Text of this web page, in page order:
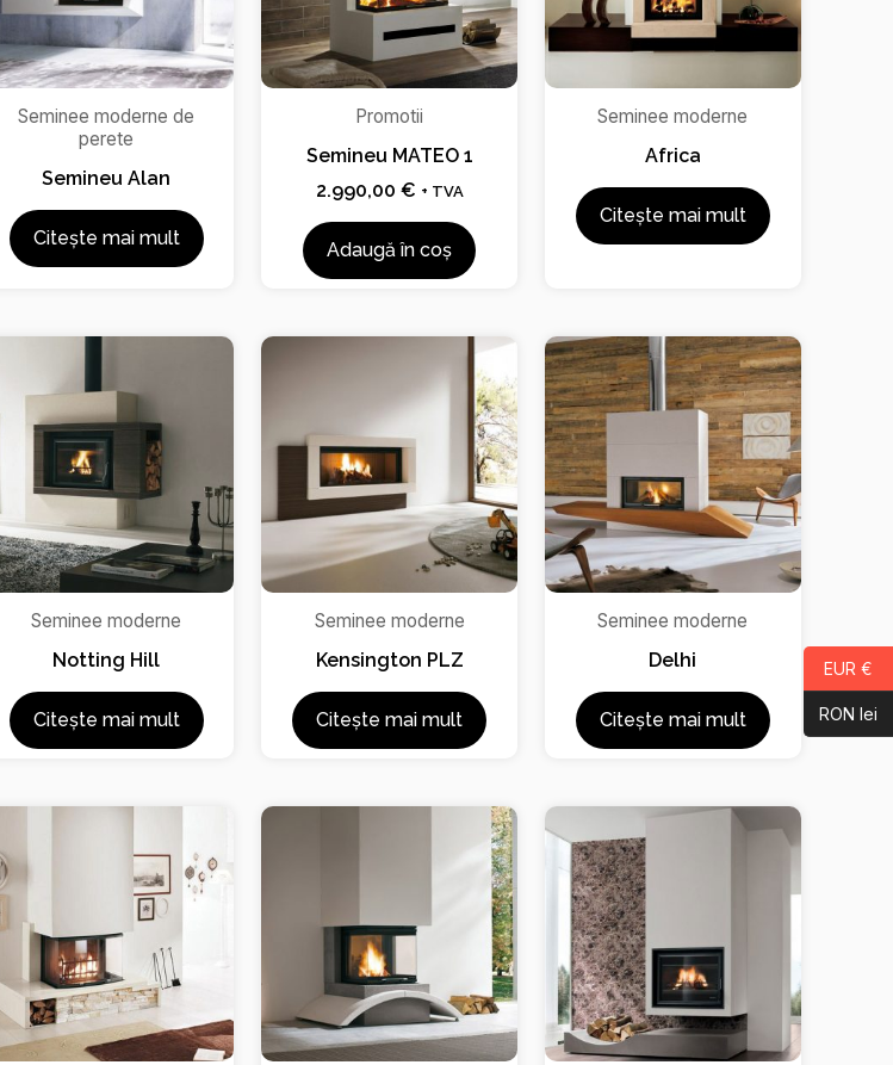
Seminee moderne de
perete
Semineu Alan
Citește mai mult
Promotii
Semineu MATEO 1
2.990,00 € + TVA
Adaugă în coș
Seminee moderne
Africa
Citește mai mult
Seminee moderne
Notting Hill
Citește mai mult
Seminee moderne
Kensington PLZ
Citește mai mult
Seminee moderne
Delhi
Citește mai mult
EUR €
RON lei